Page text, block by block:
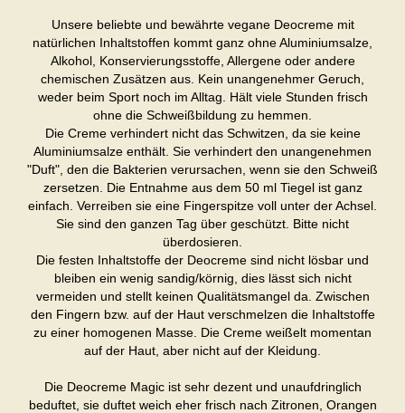
Unsere beliebte und bewährte vegane Deocreme mit
natürlichen Inhaltstoffen kommt ganz ohne Aluminiumsalze,
Alkohol, Konservierungsstoffe, Allergene oder andere
chemischen Zusätzen aus. Kein unangenehmer Geruch,
weder beim Sport noch im Alltag. Hält viele Stunden frisch
ohne die Schweißbildung zu hemmen.
Die Creme verhindert nicht das Schwitzen, da sie keine
Aluminiumsalze enthält. Sie verhindert den unangenehmen
"Duft", den die Bakterien verursachen, wenn sie den Schweiß
zersetzen. Die Entnahme aus dem 50 ml Tiegel ist ganz
einfach. Verreiben sie eine Fingerspitze voll unter der Achsel.
Sie sind den ganzen Tag über geschützt. Bitte nicht
überdosieren.
Die festen Inhaltstoffe der Deocreme sind nicht lösbar und
bleiben ein wenig sandig/körnig, dies lässt sich nicht
vermeiden und stellt keinen Qualitätsmangel da. Zwischen
den Fingern bzw. auf der Haut verschmelzen die Inhaltstoffe
zu einer homogenen Masse. Die Creme weißelt momentan
auf der Haut, aber nicht auf der Kleidung.
Die Deocreme Magic ist sehr dezent und unaufdringlich
beduftet, sie duftet weich eher frisch nach Zitronen, Orangen